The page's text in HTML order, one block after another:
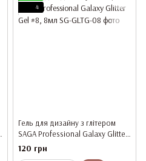
4
Гель для дизайну з глітером
SAGA Professional Galaxy Glitter
Gel #8, 8мл
120 грн